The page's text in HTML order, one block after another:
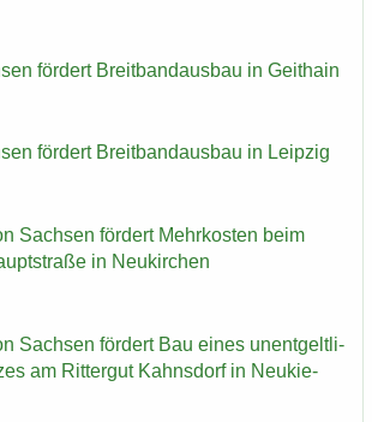
för­dert Breit­band­aus­bau in Geit­hain
för­dert Breit­band­aus­bau in Leip­zig
Sach­sen för­dert Mehr­kos­ten beim
in Neu­kir­chen
Sach­sen för­dert Bau eines un­ent­gelt­li­
am Rit­ter­gut Kahns­dorf in Neu­kie­